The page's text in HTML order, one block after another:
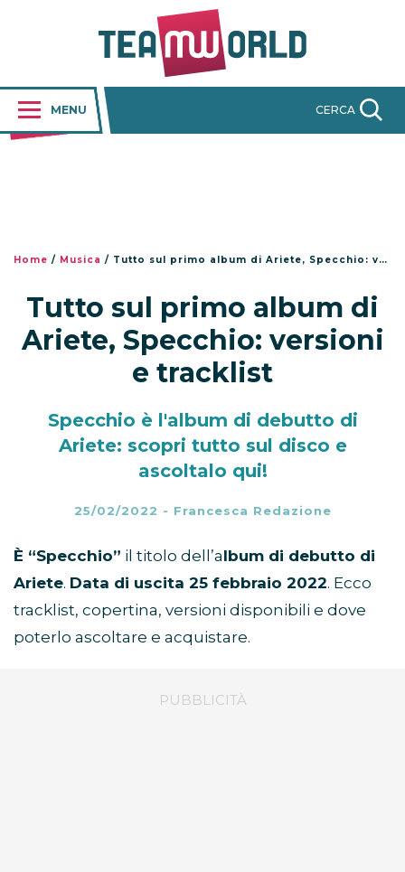
MENU CERCA
Home / Musica / Tutto sul primo album di Ariete, Specchio: versioni e tracklist
Tutto sul primo album di
Ariete, Specchio: versioni
e tracklist
Specchio è l'album di debutto di
Ariete: scopri tutto sul disco e
ascoltalo qui!
25/02/2022 - Francesca Redazione
È “Specchio” il titolo dell’album di debutto di
Ariete. Data di uscita 25 febbraio 2022. Ecco
tracklist, copertina, versioni disponibili e dove
poterlo ascoltare e acquistare.